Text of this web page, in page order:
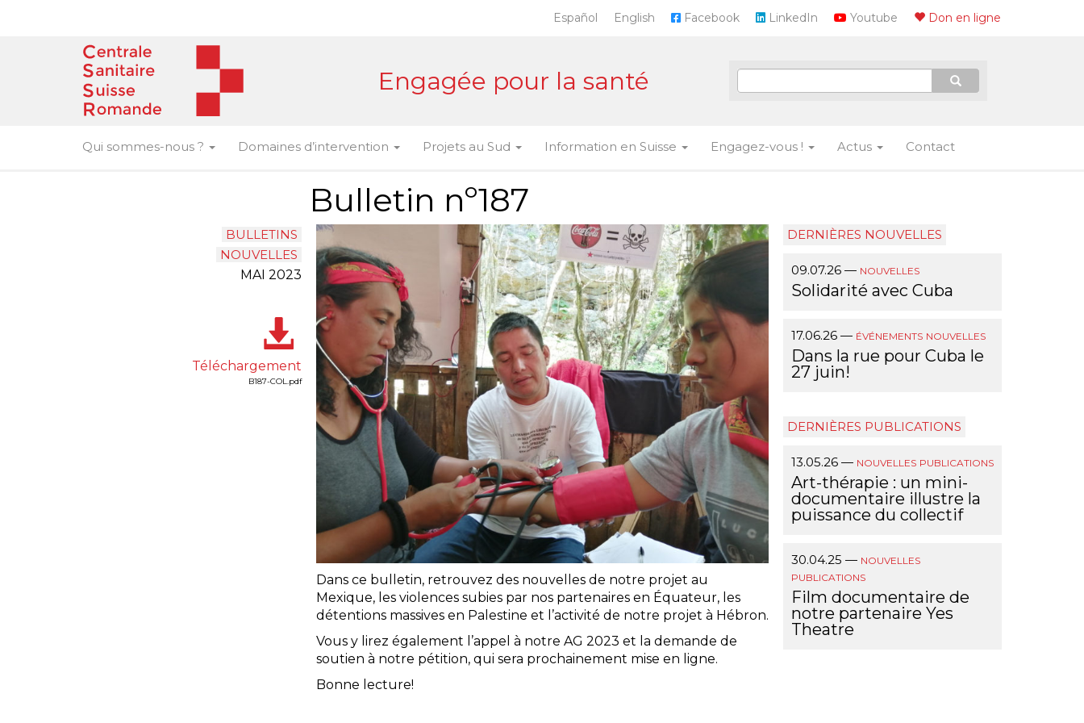
Don en ligne
Youtube
LinkedIn
Facebook
English
Español
Engagée pour la santé
Qui sommes-nous ? Domaines d’intervention Projets au Sud Information en Suisse Engagez-vous ! Actus Contact
Bulletin nº187
BULLETINS
NOUVELLES
MAI 2023
Téléchargement
B187-COL.pdf
Dans ce bulletin, retrouvez des nouvelles de notre projet au
Mexique, les violences subies par nos partenaires en Équateur, les
détentions massives en Palestine et l’activité de notre projet à Hébron.
Vous y lirez également l’appel à notre AG 2023 et la demande de
soutien à notre pétition, qui sera prochainement mise en ligne.
Bonne lecture!
DERNIÈRES NOUVELLES
09.07.26— NOUVELLES
Solidarité avec Cuba
17.06.26— ÉVÉNEMENTS NOUVELLES
Dans la rue pour Cuba le
27 juin!
DERNIÈRES PUBLICATIONS
13.05.26— NOUVELLES PUBLICATIONS
Art-thérapie : un mini-
documentaire illustre la
puissance du collectif
30.04.25 — NOUVELLES
PUBLICATIONS
Film documentaire de
notre partenaire Yes
Theatre